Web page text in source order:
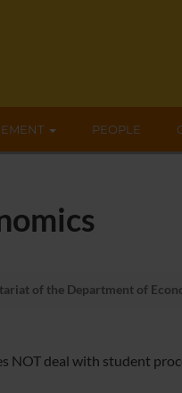
PEOPLE
of the Department of
NOT deal with student